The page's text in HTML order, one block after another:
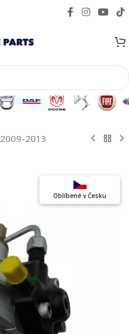
2009-2013
Oblíbené v Česku